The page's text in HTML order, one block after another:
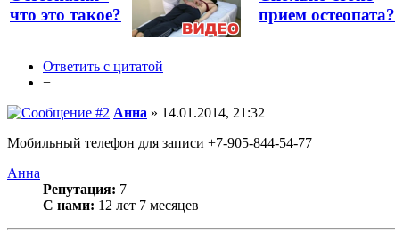
что это такое?
прием остеопата?
Ответить с цитатой
−
Анна » 14.01.2014, 21:32
Мобильный телефон для записи +7-905-844-54-77
Анна
Репутация: 7
С нами: 12 лет 7 месяцев